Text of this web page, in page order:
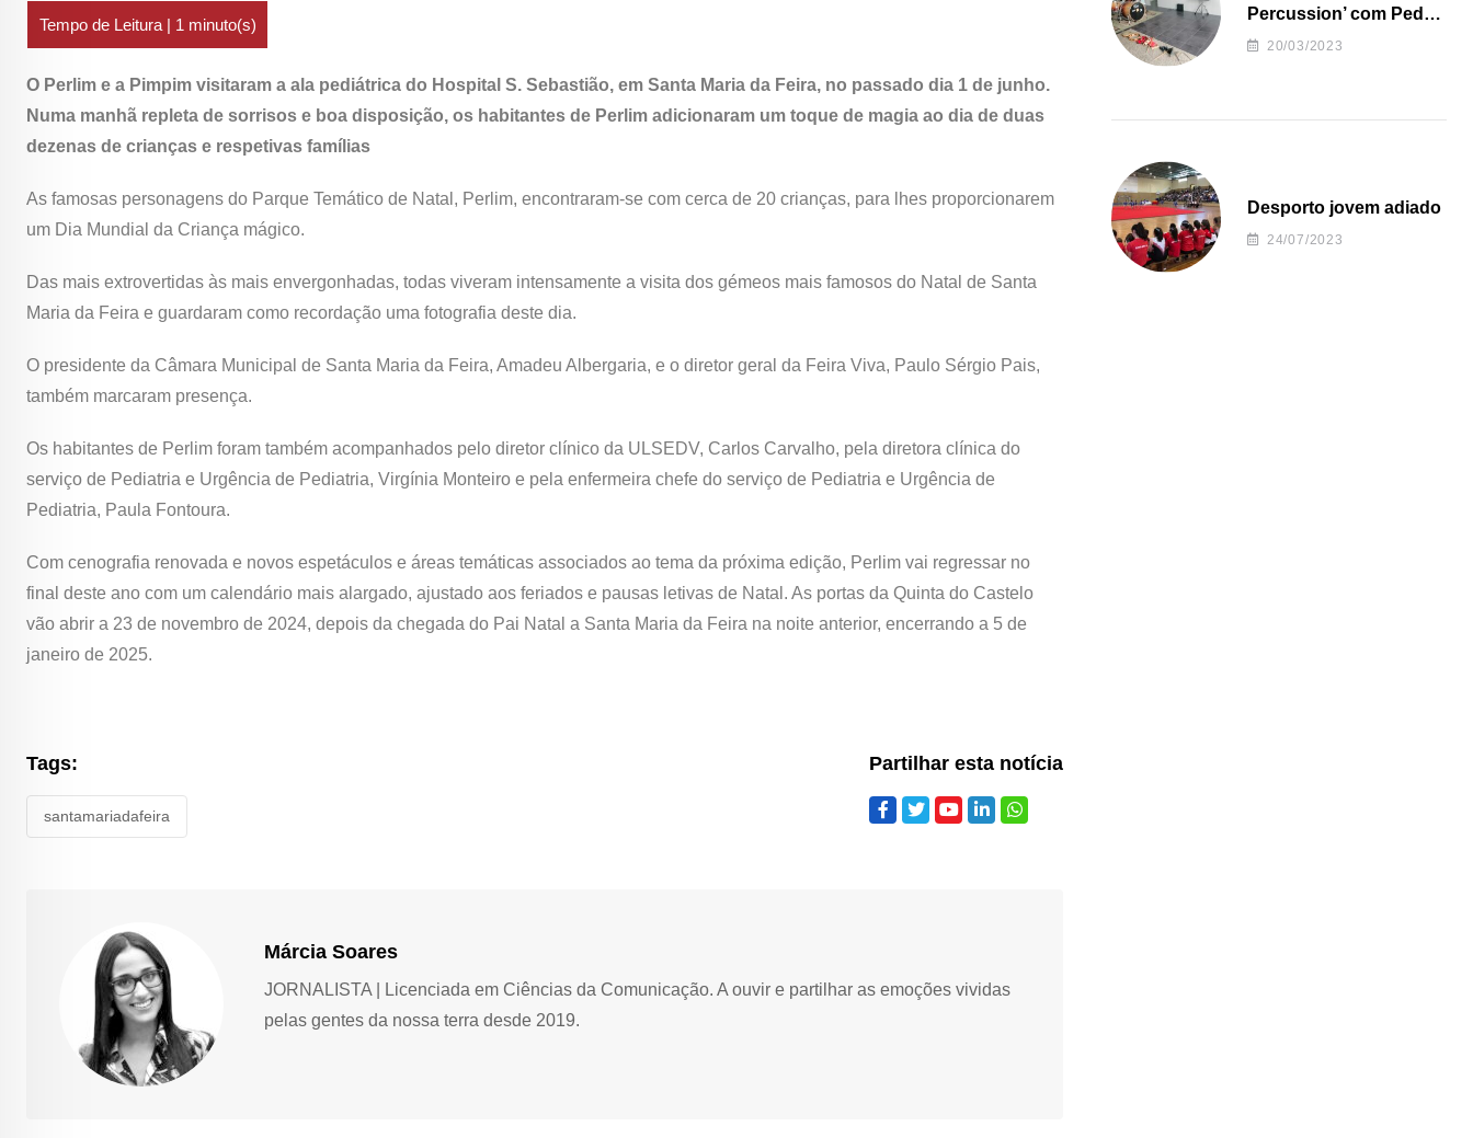
O Perlim e a Pimpim visitaram a ala pediátrica do Hospital S. Sebastião, em Santa Maria da Feira, no passado dia 1 de junho.
Numa manhã repleta de sorrisos e boa disposição, os habitantes de Perlim adicionaram um toque de magia ao dia de duas
dezenas de crianças e respetivas famílias
As famosas personagens do Parque Temático de Natal, Perlim, encontraram-se com cerca de 20 crianças, para lhes proporcionarem
um Dia Mundial da Criança mágico.
Das mais extrovertidas às mais envergonhadas, todas viveram intensamente a visita dos gémeos mais famosos do Natal de Santa
Maria da Feira e guardaram como recordação uma fotografia deste dia.
O presidente da Câmara Municipal de Santa Maria da Feira, Amadeu Albergaria, e o diretor geral da Feira Viva, Paulo Sérgio Pais,
também marcaram presença.
Os habitantes de Perlim foram também acompanhados pelo diretor clínico da ULSEDV, Carlos Carvalho, pela diretora clínica do
serviço de Pediatria e Urgência de Pediatria, Virgínia Monteiro e pela enfermeira chefe do serviço de Pediatria e Urgência de
Pediatria, Paula Fontoura.
Com cenografia renovada e novos espetáculos e áreas temáticas associados ao tema da próxima edição, Perlim vai regressar no
final deste ano com um calendário mais alargado, ajustado aos feriados e pausas letivas de Natal. As portas da Quinta do Castelo
vão abrir a 23 de novembro de 2024, depois da chegada do Pai Natal a Santa Maria da Feira na noite anterior, encerrando a 5 de
janeiro de 2025.
Tags:
santamariadafeira
Partilhar esta notícia
Márcia Soares
JORNALISTA | Licenciada em Ciências da Comunicação. A ouvir e partilhar as emoções vividas
pelas gentes da nossa terra desde 2019.
Percussion’ com Pedro
Almeida
20/03/2023
Desporto jovem adiado
24/07/2023